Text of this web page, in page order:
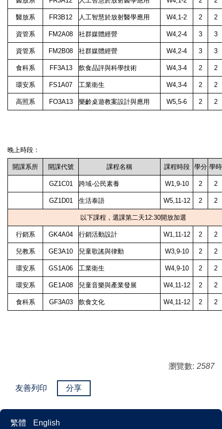
醫放系 FR3B12 人工智慧於放射醫學應用 W4,1-2 2 2
資管系 FM2A08 社群媒體經營 W4,2-4 3 3
資管系 FM2B08 社群媒體經營 W4,2-4 3 3
食科系 FF3A13 飲食品評與科學技術 W4,3-4 2 2
環安系 FS1A07 工業衛生 W4,3-4 2 2
高照系 FO3A13 樂齡桌遊教案設計與應用 W5,5-6 2 2
晚上時段：
開課系所 開課代號 課程名稱 課程時段 學分 學時
GZ1C01 跨域-公民素養 W1,9-10 2 2
GZ1D01 生活泰語 W5,11-12 2 2
以下課程，選課第二天12:30開放加選
行銷系 GK4A04 行銷活動設計 W1,11-12 2 2
兒教系 GE3A10 兒童歌謠與律動 W3,9-10 2 2
環安系 GS1A06 工業衛生 W4,9-10 2 2
環安系 GE1A08 兒童音樂與產業發展 W4,11-12 2 2
食科系 GF3A03 飲食文化 W4,11-12 2 2
瀏覽數: 2587
友善列印 分享
繁體 English